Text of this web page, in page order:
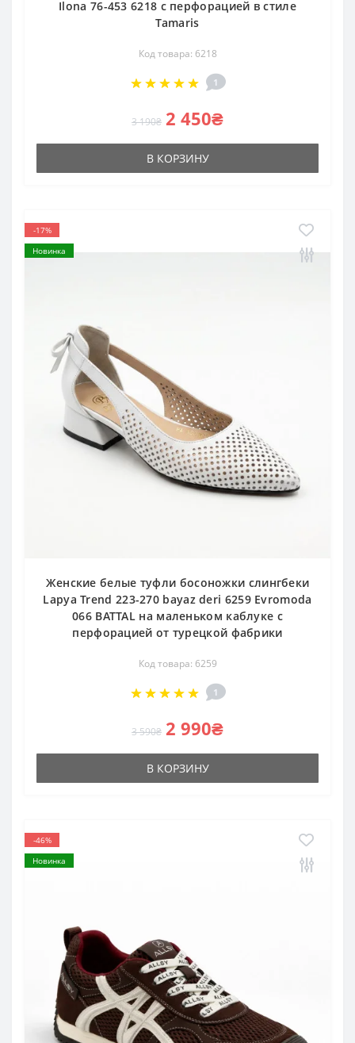
Ilona 76-453 6218 с перфорацией в стиле
Tamaris
Код товара: 6218
1
3 190₴ 2 450₴
В КОРЗИНУ
-17%
Новинка
Женские белые туфли босоножки слингбеки
Lapya Trend 223-270 bayaz deri 6259 Evromoda
066 BATTAL на маленьком каблуке с
перфорацией от турецкой фабрики
Код товара: 6259
1
3 590₴ 2 990₴
В КОРЗИНУ
-46%
Новинка